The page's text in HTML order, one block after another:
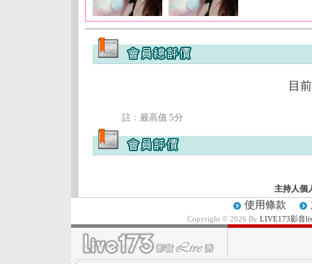
目
註﹕最高值 5分
主持人個
使用條款
Copyright © 2026 By LIVE173影音